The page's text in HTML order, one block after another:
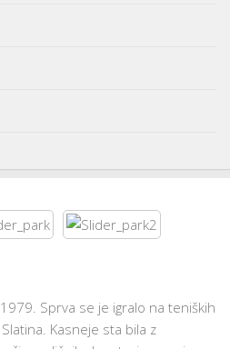
Sprva se je igralo na teniških
Kasneje sta bila z